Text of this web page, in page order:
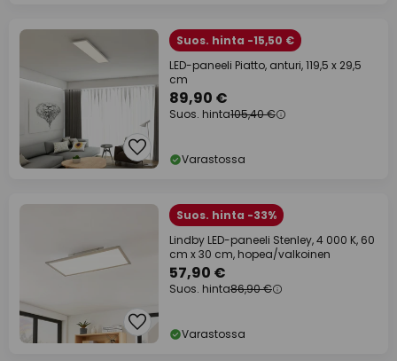
Suos. hinta -15,50 €
LED-paneeli Piatto, anturi, 119,5 x 29,5
cm
89,90 €
Suos. hinta105,40 €
Varastossa
Suos. hinta -33%
Lindby LED-paneeli Stenley, 4 000 K, 60
cm x 30 cm, hopea/valkoinen
57,90 €
Suos. hinta86,90 €
Varastossa